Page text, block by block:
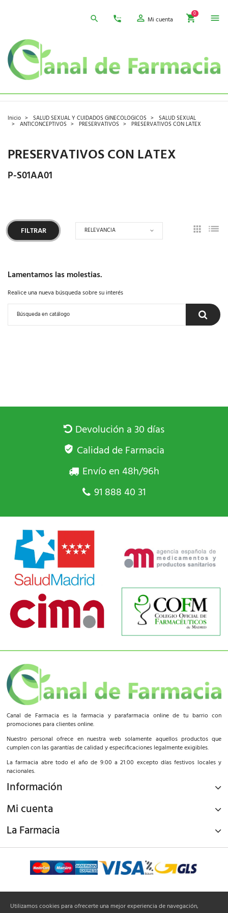
Mi cuenta
0
Inicio SALUD SEXUAL Y CUIDADOS GINECOLOGICOS SALUD SEXUAL
ANTICONCEPTIVOS PRESERVATIVOS PRESERVATIVOS CON LATEX
PRESERVATIVOS CON LATEX
P-S01AA01
FILTRAR RELEVANCIA
Lamentamos las molestias.
Realice una nueva búsqueda sobre su interés
Devolución a 30 días
Calidad de Farmacia
Envío en 48h/96h
91 888 40 31
Canal de Farmacia es la farmacia y parafarmacia online de tu barrio con
promociones para clientes online.
Nuestro personal ofrece en nuestra web solamente aquellos productos que
cumplen con las garantías de calidad y especificaciones legalmente exigibles.
La farmacia abre todo el año de 9:00 a 21:00 excepto días festivos locales y
nacionales.
Información
Mi cuenta
La Farmacia
Utilizamos cookies para ofrecerte una mejor experiencia de navegación,